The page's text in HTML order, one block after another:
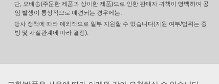
단, 오배송(주문한 제품과 상이한 제품)으로 인한 판매자 귀책이 명백하여 공
임 발생이 통상적으로 예견되는 경우에는,
당사 정책에 따라 예외적으로 일부 지원할 수 있습니다(지원 여부/범위는 증
빙 및 사실관계에 따라 결정).